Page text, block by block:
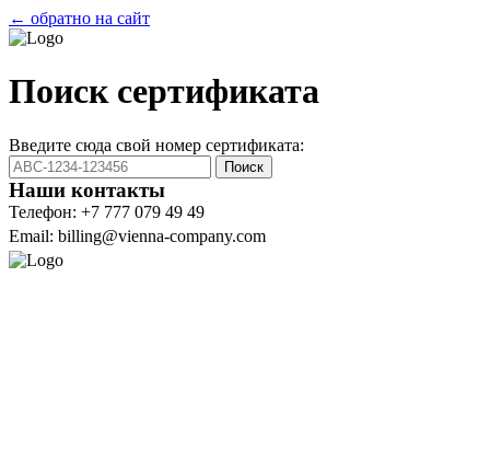
← обратно на сайт
Поиск сертификата
Введите сюда свой номер сертификата:
Поиск
Наши контакты
Телефон: +7 777 079 49 49
Email: billing@vienna-company.com